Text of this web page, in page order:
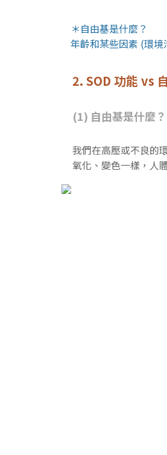
＊自由基是什麼？
年齡和某些因素 (環
2. SOD 功能 vs
(1) 自由基是什麼？
我們在高壓或不良的
氧化、變色一樣，人